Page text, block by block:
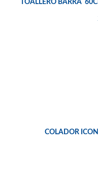
TOALLERO BARRA
COLADOR